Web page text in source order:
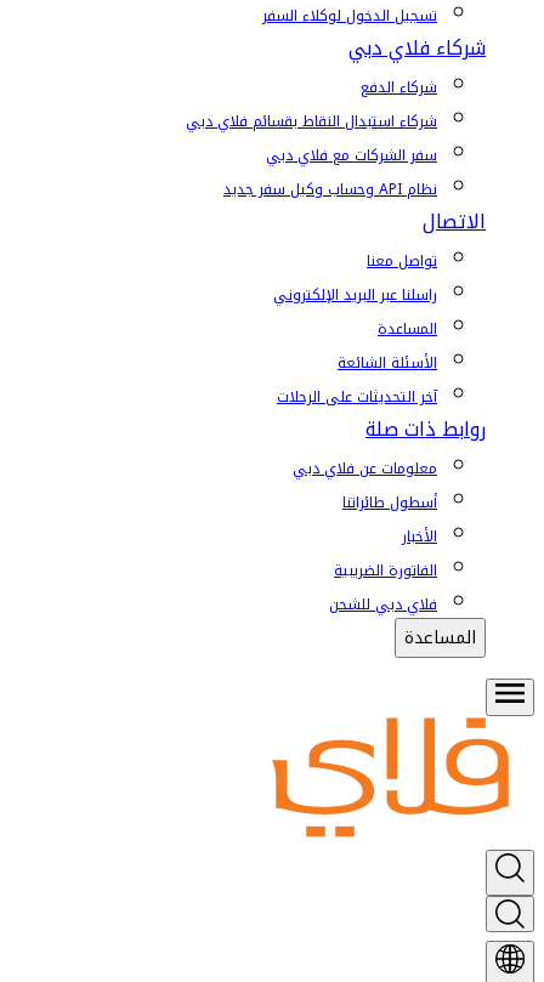
تسجيل الدخول لوكلاء السفر
شركاء فلاي دبي
شركاء الدفع
شركاء استبدال النقاط بقسائم فلاي دبي
سفر الشركات مع فلاي دبي
نظام API وحساب وكيل سفر جديد
الاتصال
تواصل معنا
راسلنا عبر البريد الإلكتروني
المساعدة
الأسئلة الشائعة
آخر التحديثات على الرحلات
روابط ذات صلة
معلومات عن فلاي دبي
أسطول طائراتنا
الأخبار
الفاتورة الضريبية
فلاي دبي للشحن
المساعدة